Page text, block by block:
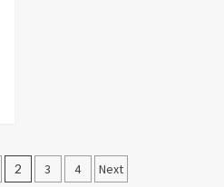
2 3 4 Next